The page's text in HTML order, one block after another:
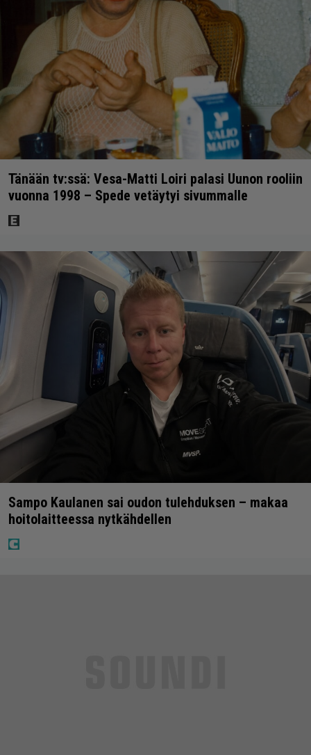
Tänään tv:ssä: Vesa-Matti Loiri palasi Uunon rooliin
vuonna 1998 – Spede vetäytyi sivummalle
Sampo Kaulanen sai oudon tulehduksen – makaa
hoitolaitteessa nytkähdellen